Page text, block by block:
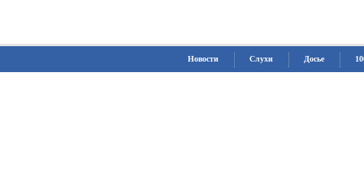
Новости Слухи Досье